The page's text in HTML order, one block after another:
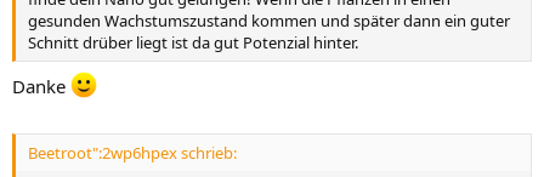
gesunden Wachstumszustand kommen und später dann ein guter
Schnitt drüber liegt ist da gut Potenzial hinter.
Danke
Beetroot":2wp6hpex schrieb: